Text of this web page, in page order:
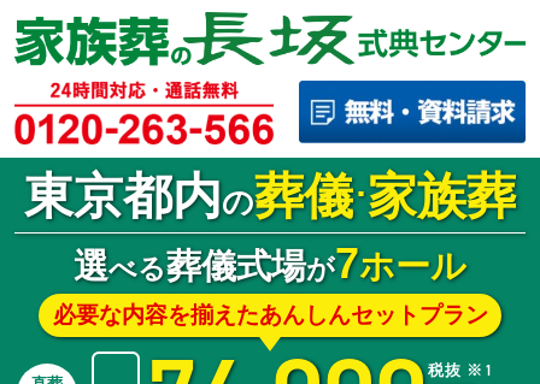
東京都内の葬儀･家族葬
選べる葬儀式場が7ホール
必要な内容を揃えたあんしんセットプラン
税抜 ※1